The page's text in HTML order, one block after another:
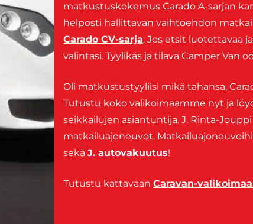
matkustuskokemus Carado A-sarjan
helposti hallittavan vaihtoehdon
Carado CV-sarja: Jos etsit luotettavaa
valintasi. Tyylikäs ja tilava Camper Van
Oli matkustustyyliisi mikä tahansa,
Tutustu koko valikoimaamme nyt ja
seikkailujen asiantuntija. J. Rinta-
matkailuajoneuvot.
sekä J. autovakuutus!
Tutustu kattavaan Caravan-